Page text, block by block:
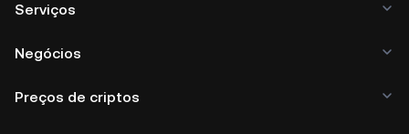
Serviços
Negócios
Preços de criptos